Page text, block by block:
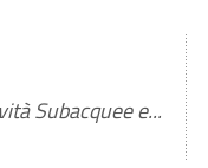
Subacquee e...